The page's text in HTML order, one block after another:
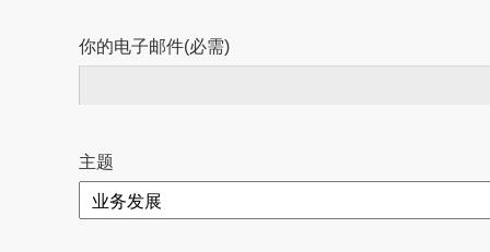
你的电子邮件(必需)
主题